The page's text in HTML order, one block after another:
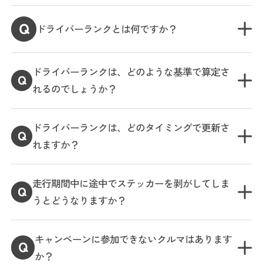
ドライバーランクとは何ですか？
ドライバーランクは、どのような基準で算定さ
れるのでしょうか？
ドライバーランクは、どのタイミングで更新さ
れますか？
走行期間中に途中でステッカーを剥がしてしま
うとどうなりますか？
キャンペーンに参加できないクルマはあります
か？